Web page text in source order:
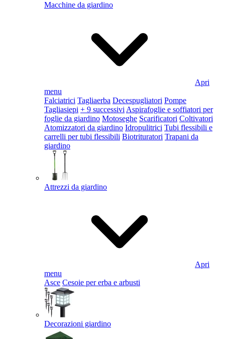
Macchine da giardino
Apri
menu
Falciatrici Tagliaerba Decespugliatori Pompe
Tagliasiepi + 9 successivi Aspirafoglie e soffiatori per
foglie da giardino Motoseghe Scarificatori Coltivatori
Atomizzatori da giardino Idropulitrici Tubi flessibili e
carrelli per tubi flessibili Biotrituratori Trapani da
giardino
Attrezzi da giardino
Apri
menu
Asce Cesoie per erba e arbusti
Decorazioni giardino